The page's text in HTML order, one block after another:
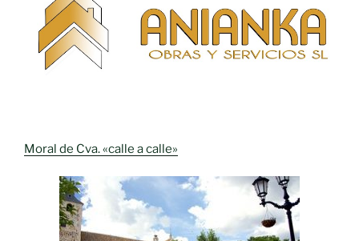
Moral de Cva. «calle a calle»